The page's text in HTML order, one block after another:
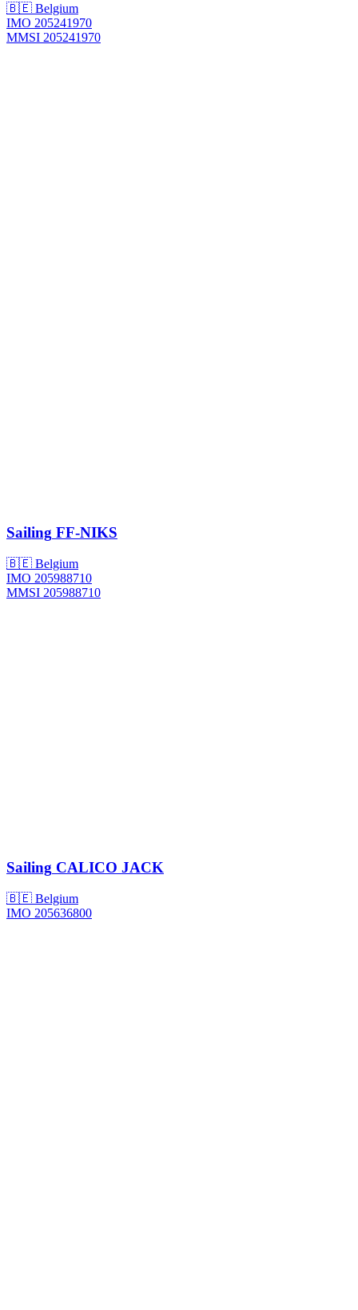
🇧🇪 Belgium
IMO 205241970
MMSI 205241970
Sailing FF-NIKS
🇧🇪 Belgium
IMO 205988710
MMSI 205988710
Sailing CALICO JACK
🇧🇪 Belgium
IMO 205636800